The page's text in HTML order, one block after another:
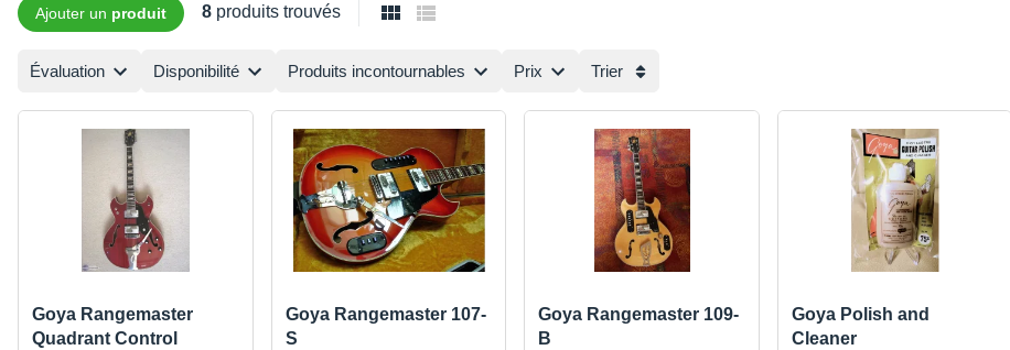
Ajouter un produit 8 produits trouvés
Évaluation Disponibilité Produits incontournables Prix Trier
Goya Rangemaster
Quadrant Control
Goya Rangemaster 107-
S
Goya Rangemaster 109-
B
Goya Polish and
Cleaner